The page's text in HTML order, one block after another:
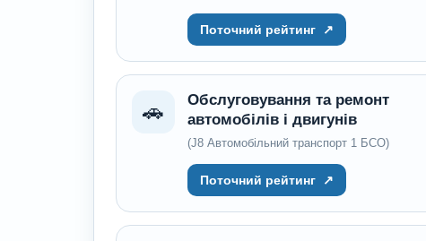
Поточний рейтинг ↗
🚗
Обслуговування та ремонт
автомобілів і двигунів
(J8 Автомобільний транспорт 1 БСО)
Поточний рейтинг ↗